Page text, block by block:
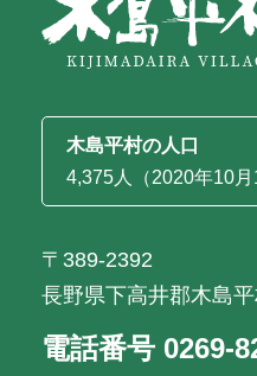
木島平村の人口
4,375人（2020年10月
〒389-2392
長野県下高井郡木島
電話番号 0269-